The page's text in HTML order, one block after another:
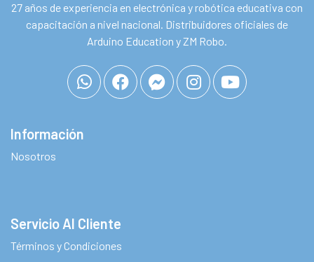
27 años de experiencia en electrónica y robótica educativa con
capacitación a nivel nacional. Distribuidores oficiales de
Arduino Education y ZM Robo.
Información
Nosotros
Servicio Al Cliente
Términos y Condiciones